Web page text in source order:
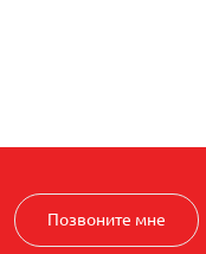
Позвоните мне